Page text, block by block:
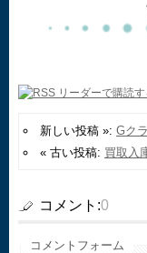
新しい投稿 »: Gク
« 古い投稿: 買取入
コメント:0
コメントフォーム